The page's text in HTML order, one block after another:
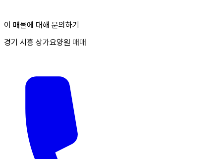
이 매물에 대해 문의하기
경기 시흥 상가요양원 매매